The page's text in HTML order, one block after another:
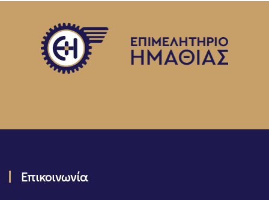
Επικοινωνία